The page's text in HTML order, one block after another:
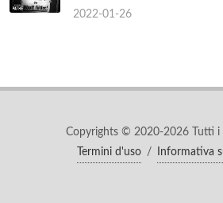
2022-01-26
Copyrights © 2020-2026 Tutti i
Termini d'uso
/ Informativa